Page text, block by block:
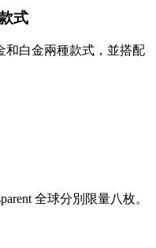
式
和白金兩種款式，並搭配
全球分別限量八枚。